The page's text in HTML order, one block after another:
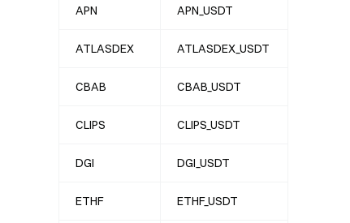
APN APN_USDT
ATLASDEX ATLASDEX_USDT
CBAB CBAB_USDT
CLIPS CLIPS_USDT
DGI DGI_USDT
ETHF ETHF_USDT